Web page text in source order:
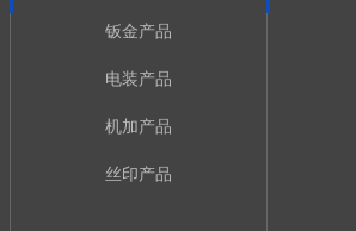
钣金产品
电装产品
机加产品
丝印产品